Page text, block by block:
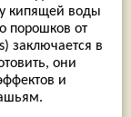
кипящей воды
порошков от
заключается в
они
и